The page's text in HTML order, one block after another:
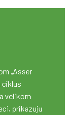
„Asser
ciklus
velikom
prikazuju